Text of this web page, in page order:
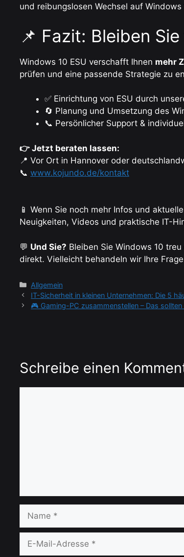
und reibungslosen Wechsel auf
📌 Fazit: Bleiben
Windows 10 ESU verschafft Ihnen mehr
prüfen und eine passende Strategie zu
✅ Einrichtung von ESU durch
🔄 Planung und Umsetzung des
📞 Persönlicher Support &
👉 Jetzt beraten lassen:
📍 Vor Ort in Hannover oder
📞 www.kojundo.de/kontakt
📱 Wenn Sie noch mehr Infos und
Neuigkeiten, Videos und praktische IT-
💬 Und Sie? Bleiben Sie Windows 10
direkt. Vielleicht behandeln wir Ihre
Kategorien
Allgemein
IT-Sicherheit in kleinen Unternehmen: Die 5
🎮 Gaming-PC zusammenstellen – Das
Schreibe einen
Mail-